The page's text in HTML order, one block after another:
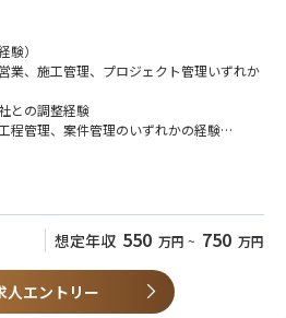
工業大学、福井県立大学
ウォーター社、大阪ガス社、小野薬品工業
社、クラレ社、信越化学工業社、日本ガイ
仕様確認
担当との情報共有
依頼、条件確認
作成・取りまとめ
、担当者の管理
事項の整理
防止
行管理
業・技術連携体制の整備
）
業、施工管理、プロジェクト管理いずれか
との調整経験
程管理、案件管理のいずれかの経験
顧客との窓口対応ができる方
前に進めた経験
ギー、産業ガス、LPガス、LNG、高圧ガス
業・プロジェクト推進側に広げたい方
ア、フィールドエンジニアの経験
契約条件の確認経験
想定年収 550 万円 ~ 750 万円
人エントリー